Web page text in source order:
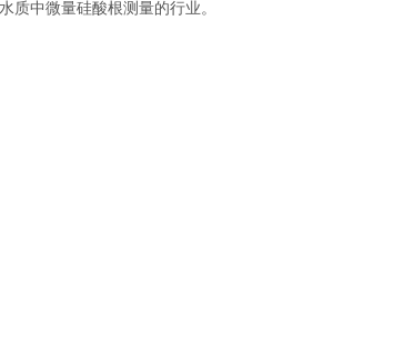
质中微量硅酸根测量的行业。